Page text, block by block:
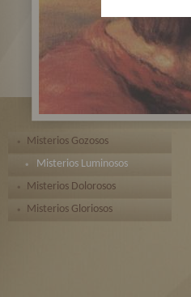
Misterios Gozosos
Misterios Luminosos
Misterios Dolorosos
Misterios Gloriosos